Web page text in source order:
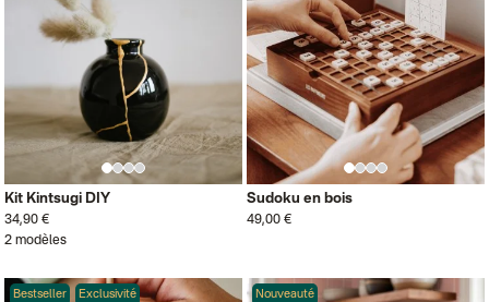
Kit Kintsugi DIY
34,90 €
2 modèles
Sudoku en bois
49,00 €
Bestseller Exclusivité Nouveauté